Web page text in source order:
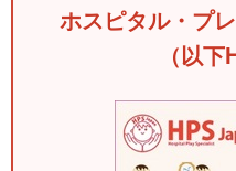
ホスピタル・プ
（以